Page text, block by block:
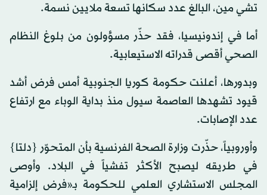
تشي مين، البالغ عدد سكانها تسعة ملايين نسمة.
أما في إندونيسيا، فقد حذّر مسؤولون من بلوغ النظام
الصحي أقصى قدراته الاستيعابية.
وبدورها، أعلنت حكومة كوريا الجنوبية أمس فرض أشد
قيود تشهدها العاصمة سيول منذ بداية الوباء مع ارتفاع
عدد الإصابات.
وأوروبياً، حذّرت وزارة الصحة الفرنسية بأن المتحوّر {دلتا}
في طريقه ليصبح الأكثر تفشياً في البلاد. وأوصى
المجلس الاستشاري العلمي للحكومة بـ«فرض إلزامية